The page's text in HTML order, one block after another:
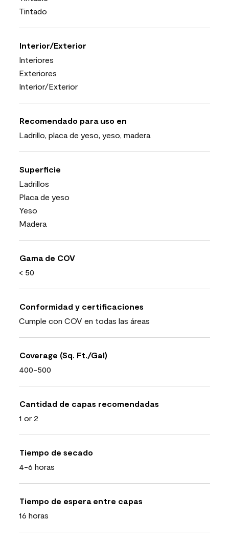
Tintado
Interior/Exterior
Interiores
Exteriores
Interior/Exterior
Recomendado para uso en
Ladrillo, placa de yeso, yeso, madera
Superficie
Ladrillos
Placa de yeso
Yeso
Madera
Gama de COV
< 50
Conformidad y certificaciones
Cumple con COV en todas las áreas
Coverage (Sq. Ft./Gal)
400-500
Cantidad de capas recomendadas
1 or 2
Tiempo de secado
4-6 horas
Tiempo de espera entre capas
16 horas